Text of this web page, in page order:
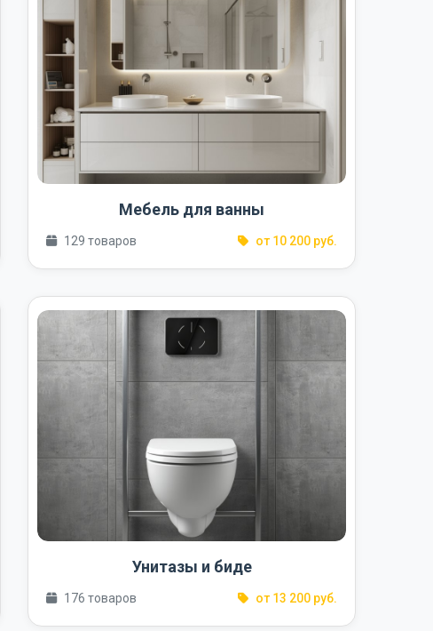
Мебель для ванны
129 товаров от 10 200 руб.
Унитазы и биде
176 товаров от 13 200 руб.